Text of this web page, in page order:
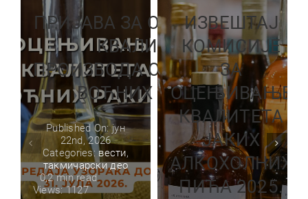
ПРИЈАВА ЗА ОЦЕЊИВАЊЕ
КВАЛИТЕТА
ПРОИЗВОДА ОЦЕЊИВАЊЕ
ВОЋНИХ РАКИЈА
Published On: јун
22nd, 2026
Categories: вести,
такмичарски део
0,2 min read
Views: 1127
ИЗВЕШТАЈ
КОМИСИЈЕ
ЗА
ОЦЕЊИВАЊЕ
КВАЛИТЕТА
ЈАКИХ
АЛКОХОЛНИХ
ПИЋА 2025.